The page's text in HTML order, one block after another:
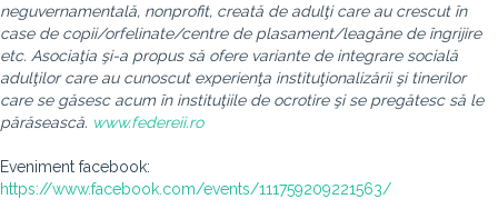
neguvernamentală, nonprofit, creată de adulţi care au crescut în
case de copii/orfelinate/centre de plasament/leagăne de îngrijire
etc. Asociaţia şi-a propus să ofere variante de integrare socială
adulţilor care au cunoscut experienţa instituţionalizării şi tinerilor
care se găsesc acum în instituţiile de ocrotire şi se pregătesc să le
părăsească. www.federeii.ro
Eveniment facebook:
https://www.facebook.com/events/111759209221563/